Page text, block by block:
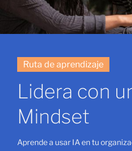
Ruta de aprendizaje
Lidera con
Mindset
Aprende a usar IA en tu